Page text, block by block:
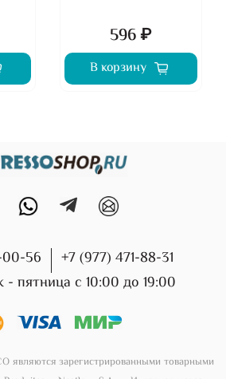
596 ₽
В корзину
00-56
+7 (977) 471-88-31
- пятница с 10:00 до 19:00
являются зарегистрированными товарными